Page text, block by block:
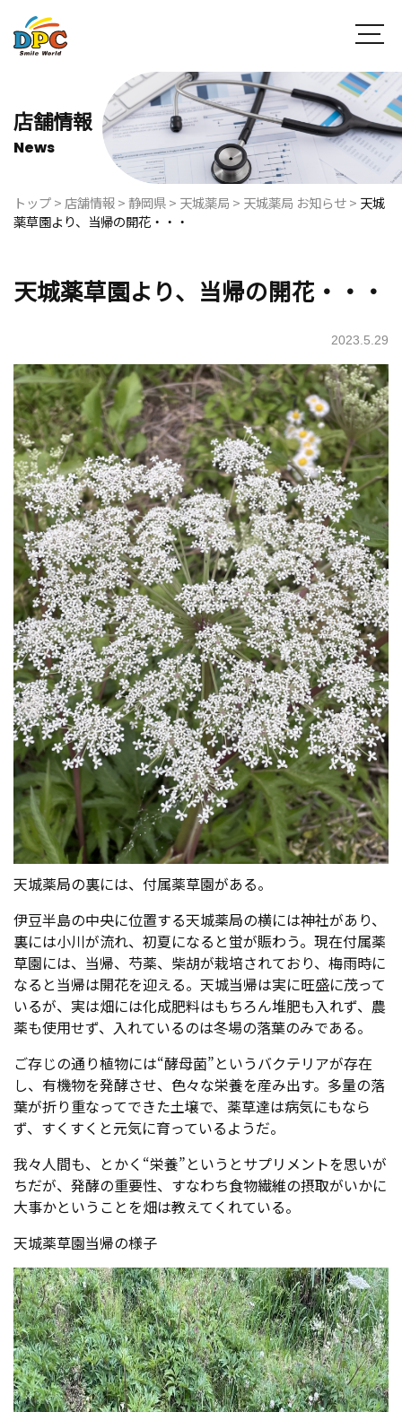
店舗情報
News
トップ> 店舗情報>静岡県> 天城薬局 > 天城薬局 お知らせ> 天城
薬草園より、当帰の開花・・・
天城薬草園より、当帰の開花・・・
2023.5.29
天城薬局の裏には、付属薬草園がある。
伊豆半島の中央に位置する天城薬局の横には神社があり、
裏には小川が流れ、初夏になると蛍が賑わう。現在付属薬
草園には、当帰、芍薬、柴胡が栽培されており、梅雨時に
なると当帰は開花を迎える。天城当帰は実に旺盛に茂って
いるが、実は畑には化成肥料はもちろん堆肥も入れず、農
薬も使用せず、入れているのは冬場の落葉のみである。
ご存じの通り植物には“酵母菌”というバクテリアが存在
し、有機物を発酵させ、色々な栄養を産み出す。多量の落
葉が折り重なってできた土壌で、薬草達は病気にもなら
ず、すくすくと元気に育っているようだ。
我々人間も、とかく“栄養”というとサプリメントを思いが
ちだが、発酵の重要性、すなわち食物繊維の摂取がいかに
大事かということを畑は教えてくれている。
天城薬草園当帰の様子